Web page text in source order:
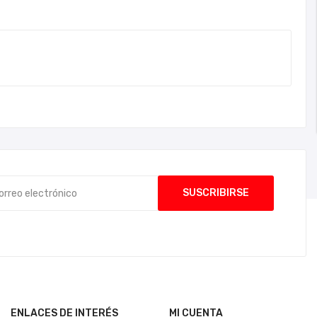
ENLACES DE INTERÉS MI CUENTA